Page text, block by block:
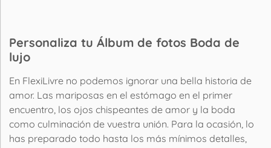
Personaliza tu Álbum de fotos Boda de
lujo
En FlexiLivre no podemos ignorar una bella historia de
amor. Las mariposas en el estómago en el primer
encuentro, los ojos chispeantes de amor y la boda
como culminación de vuestra unión. Para la ocasión, lo
has preparado todo hasta los más mínimos detalles,